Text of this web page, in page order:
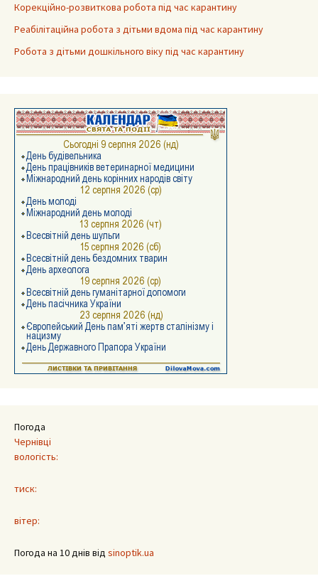
Корекційно-розвиткова робота під час карантину
Реабілітаційна робота з дітьми вдома під час карантину
Робота з дітьми дошкільного віку під час карантину
Погода
Чернівці
вологість:
тиск:
вітер:
Погода на 10 днів від sinoptik.ua